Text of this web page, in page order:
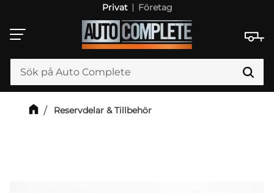
Meny
Privat Företag
Reservdelar & Tillbehör